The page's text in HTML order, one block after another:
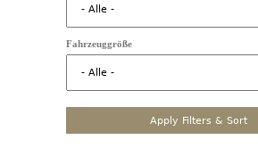
Fahrzeuggröße